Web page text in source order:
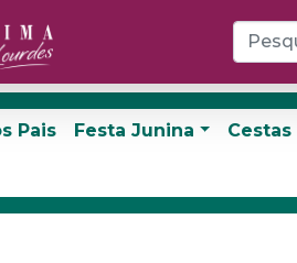
Pais Festa Junina